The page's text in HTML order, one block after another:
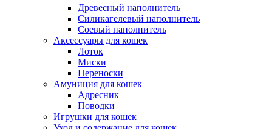
Древесный наполнитель
Силикагелевый наполнитель
Соевый наполнитель
Аксессуары для кошек
Лоток
Миски
Переноски
Амуниция для кошек
Адресник
Поводки
Игрушки для кошек